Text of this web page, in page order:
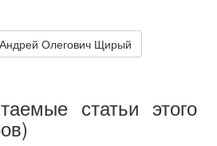
Олегович Щирый
статьи этого